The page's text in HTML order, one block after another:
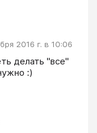
2016 г. в 10:06
делать "все"
:)